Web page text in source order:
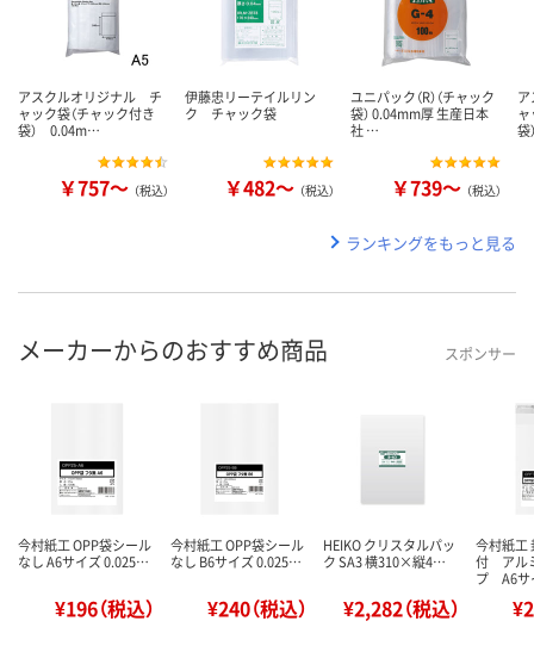
アスクルオリジナル チ
ャック袋（チャック付き
袋） 0.04m…
￥757～ （税込）
伊藤忠リーテイルリン
ク チャック袋
￥482～ （税込）
ユニパック（R）（チャック
袋） 0.04mm厚 生産日本
社 …
￥739～ （税込）
ャ
ランキングをもっと見る
メーカーからのおすすめ商品 スポンサー
今村紙工 OPP袋シール
なし A6サイズ 0.025…
¥196（税込）
今村紙工 OPP袋シール
なし B6サイズ 0.025…
¥240（税込）
HEIKO クリスタルパッ
ク SA3 横310×縦4…
¥2,282（税込）
今村紙工
付 アル
プ A6